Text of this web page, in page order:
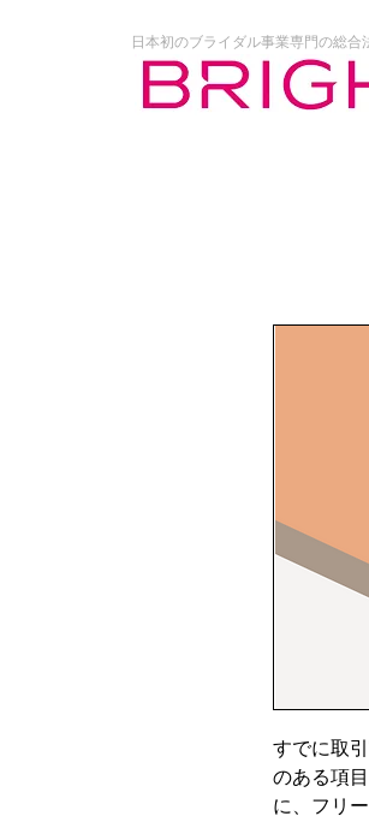
日本初のブライダル事業専門の総合
すでに取
のある項
に、フリ